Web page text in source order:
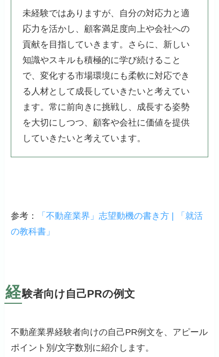
未経験ではありますが、自分の対応力と適
応力を活かし、顧客満足度向上や会社への
貢献を目指していきます。さらに、新しい
知識やスキルも積極的に学び続けること
で、変化する市場環境にも柔軟に対応でき
る人材として成長していきたいと考えてい
ます。常に前向きに挑戦し、成長する姿勢
を大切にしつつ、顧客や会社に価値を提供
していきたいと考えています。
参考：
「不動産業界」志望動機の書き方 | 「就活
の教科書」
経験者向け自己PRの例文
不動産業界経験者向けの自己PR例文を、アピール
ポイント別/文字数別に紹介します。